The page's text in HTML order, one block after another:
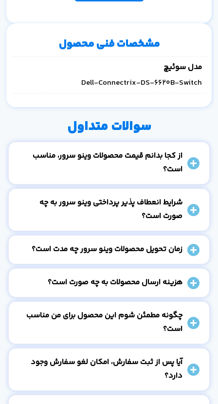
مشخصات فنی محصول
مدل سوئیچ
Dell-Connectrix-DS-6620B-Switch
سوالات متداول
از کجا بدانم قیمت محصولات وینو سرور، مناسب
است؟
شرایط انعطاف پذیر پرداختی وینو سرور به چه
صورت است؟
زمان تحویل محصولات وینو سرور چه مدت است؟
هزینه ارسال محصولات به چه صورت است؟
چگونه مطمئن شوم این محصول برای من مناسب
است؟
آیا پس از ثبت سفارش، امکان لغو سفارش وجود
دارد؟